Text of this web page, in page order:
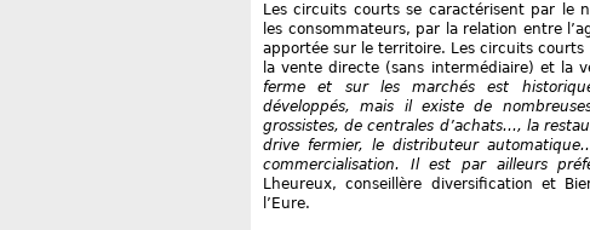
Les circuits courts se caractérisent par le
les consommateurs, par la relation entre
apportée sur le territoire. Les circuits
la vente directe (sans intermédiaire) et la
ferme et sur les marchés est
développés, mais il existe de
grossistes, de centrales d’achats..., la
drive fermier, le distributeur
commercialisation. Il est par ailleurs
Lheureux, conseillère diversification et
l’Eure.